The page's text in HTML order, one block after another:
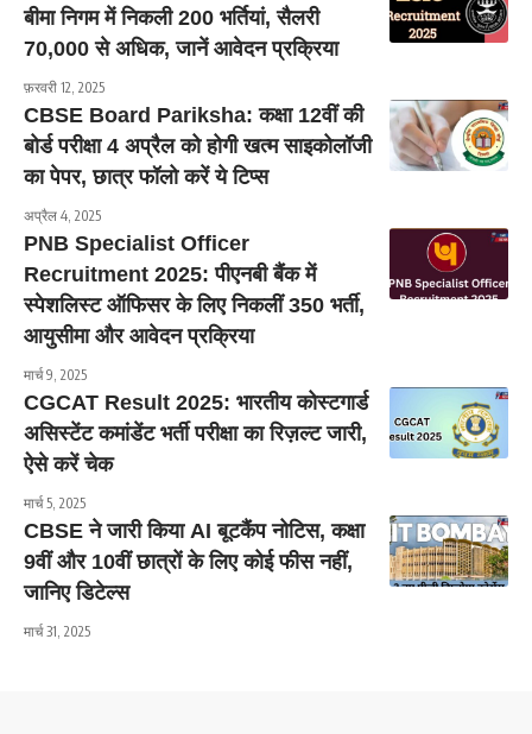
बीमा निगम में निकली 200 भर्तियां, सैलरी
70,000 से अधिक, जानें आवेदन प्रक्रिया
फ़रवरी 12, 2025
CBSE Board Pariksha: कक्षा 12वीं की
बोर्ड परीक्षा 4 अप्रैल को होगी खत्म साइकोलॉजी
का पेपर, छात्र फॉलो करें ये टिप्स
अप्रैल 4, 2025
PNB Specialist Officer
Recruitment 2025: पीएनबी बैंक में
स्पेशलिस्ट ऑफिसर के लिए निकलीं 350 भर्ती,
आयुसीमा और आवेदन प्रक्रिया
मार्च 9, 2025
CGCAT Result 2025: भारतीय कोस्टगार्ड
असिस्टेंट कमांडेंट भर्ती परीक्षा का रिज़ल्ट जारी,
ऐसे करें चेक
मार्च 5, 2025
CBSE ने जारी किया AI बूटकैंप नोटिस, कक्षा
9वीं और 10वीं छात्रों के लिए कोई फीस नहीं,
जानिए डिटेल्स
मार्च 31, 2025